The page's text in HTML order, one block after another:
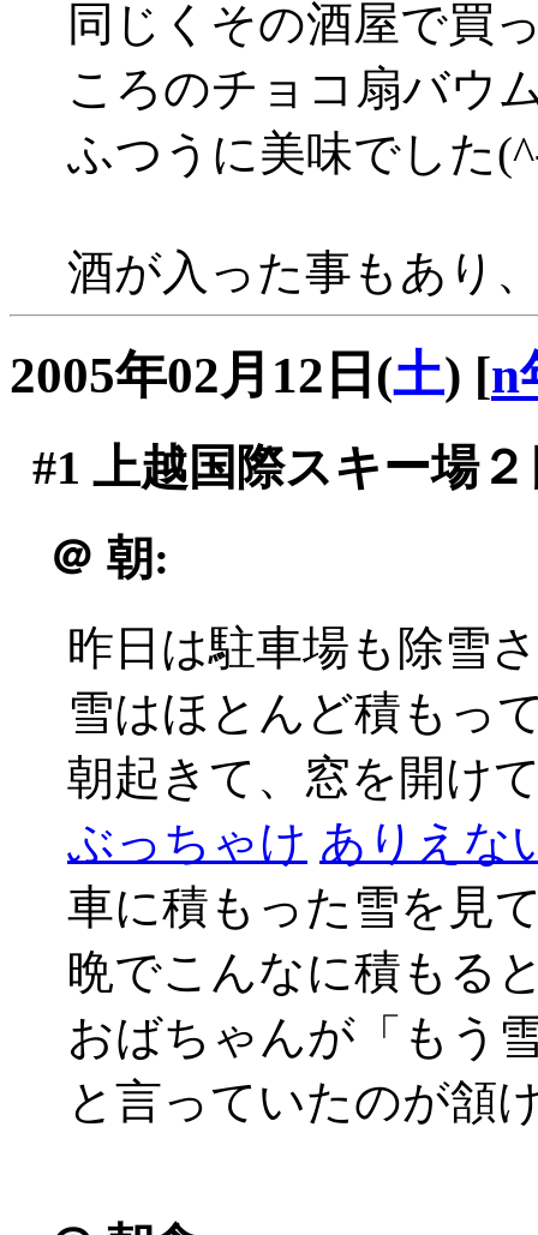
同じくその酒屋で買
ころのチョコ扇バウ
ふつうに美味でした
酒が入った事もあり
2005年02月12日(土) [n
#1 上越国際スキー場
＠ 朝:
昨日は駐車場も除雪
雪はほとんど積もっ
朝起きて、窓を開け
ぶっちゃけ ありえな
車に積もった雪を見
晩でこんなに積もる
おばちゃんが「もう
と言っていたのが頷